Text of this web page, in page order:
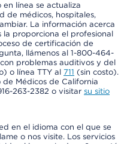
línea se actualiza
de médicos, hospitales,
La información acerca
la proporciona el profesional
de certificación de
llámenos al 1-800-464-
problemas auditivos y del
o línea TTY al 711 (sin costo).
Médicos de California
263-2382 o visitar su sitio
en el idioma con el que se
o nos visite. Los servicios